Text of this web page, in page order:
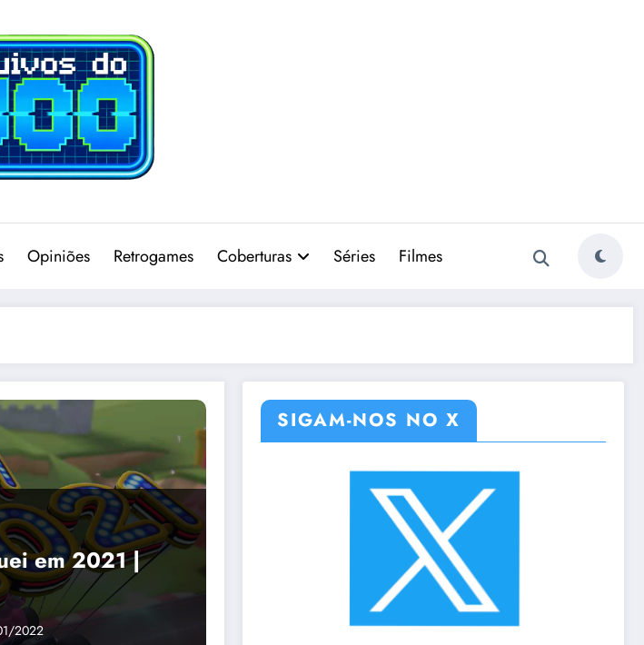
Opiniões Retrogames Coberturas Séries Filmes
em 2021 |
2022
SIGAM-NOS NO X